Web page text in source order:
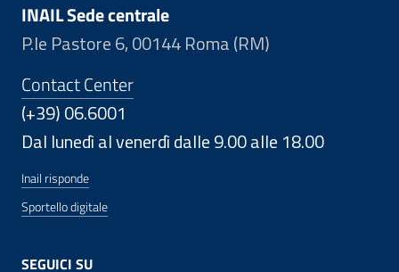
INAIL Sede centrale
P.le Pastore 6, 00144 Roma (RM)
Contact Center
(+39) 06.6001
Dal lunedì al venerdì dalle 9.00 alle 18.00
Inail risponde
Sportello digitale
SEGUICI SU